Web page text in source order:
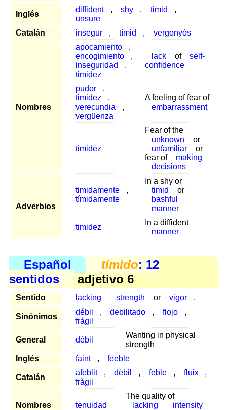
Inglés
diffident , shy , timid
,
unsure
Catalán
insegur , tímid , vergonyós
Nombres
apocamiento
,
encogimiento
,
inseguridad
,
timidez
lack of
self-
confidence
pudor
,
timidez
,
verecundia
,
vergüenza
A feeling of fear of
embarrassment
timidez
Fear of the
unknown
or
unfamiliar
or
fear of
making
decisions
Adverbios
timidamente
,
tímidamente
In a shy or
timid
or
bashful
manner
timidez
In a diffident
manner
Español tímido: 12
sentidos
adjetivo 6
Sentido lacking strength or vigor .
Sinónimos
débil , debilitado , flojo
,
frágil
General débil
Wanting in physical
strength
Inglés
faint , feeble
Catalán
afeblit , dèbil , feble , fluix
,
fràgil
Nombres tenuidad
The quality of
lacking
intensity